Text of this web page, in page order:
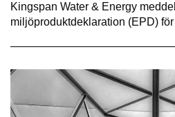
Kingspan Water & Energy
miljöproduktdeklaration (EPD)